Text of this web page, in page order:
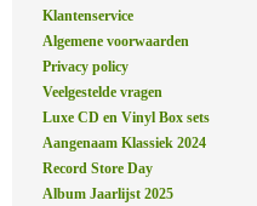
Klantenservice
Algemene voorwaarden
Privacy policy
Veelgestelde vragen
Luxe CD en Vinyl Box sets
Aangenaam Klassiek 2024
Record Store Day
Album Jaarlijst 2025